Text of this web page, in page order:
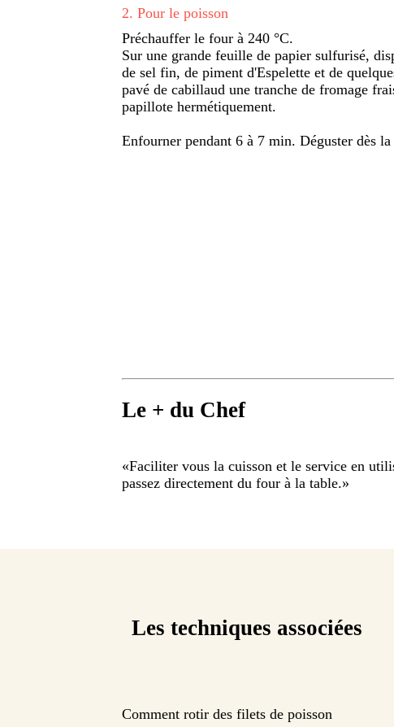
2. Pour le poisson
Préchauffer le four à 240 °C.
Sur une grande feuille de papier sulfurisé,
de sel fin, de piment d'Espelette et de
pavé de cabillaud une tranche de fromage
papillote hermétiquement.
Enfourner pendant 6 à 7 min. Déguster dès
Le + du Chef
«Faciliter vous la cuisson et le service en
passez directement du four à la table.»
Les techniques associées
Comment rotir des filets de poisson